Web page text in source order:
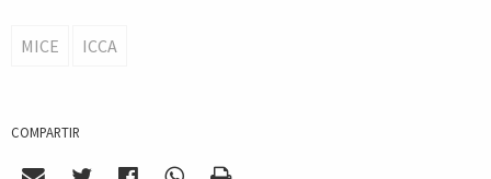
MICE ICCA
COMPARTIR